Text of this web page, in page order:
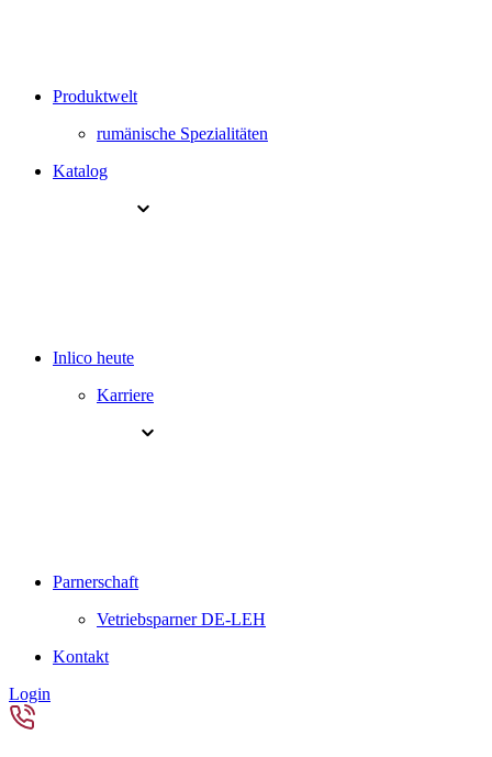
Produktwelt
rumänische Spezialitäten
Katalog
Inlico heute
Karriere
Parnerschaft
Vetriebsparner DE-LEH
Kontakt
Login